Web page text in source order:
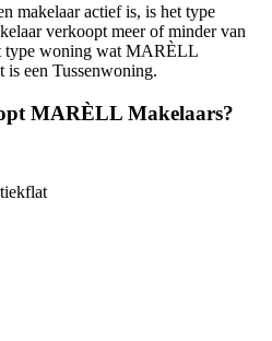
makelaar actief is, is het type
verkoopt meer of minder van
type woning wat MARÈLL
is een Tussenwoning.
MARÈLL Makelaars?